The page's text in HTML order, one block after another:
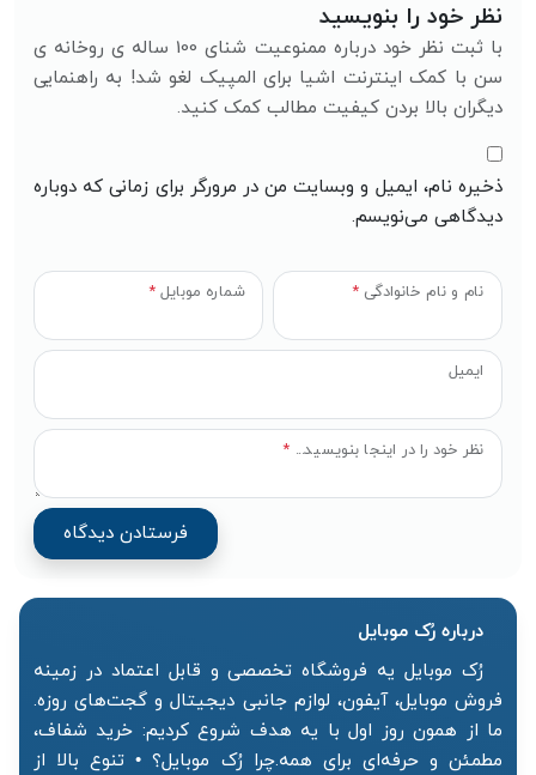
نظر خود را بنویسید
با ثبت نظر خود درباره ممنوعیت شنای 100 ساله ی روخانه ی
سن با کمک اینترنت اشیا برای المپیک لغو شد! به راهنمایی
دیگران بالا بردن کیفیت مطالب کمک کنید.
نظر خود را در اینجا بنویسید... *
نام و نام خانوادگی * شماره موبایل *
ایمیل
ذخیره نام، ایمیل و وبسایت من در مرورگر برای زمانی که دوباره
دیدگاهی می‌نویسم.
درباره رُک‌ موبایل
رُک موبایل یه فروشگاه تخصصی و قابل اعتماد در زمینه
فروش موبایل، آیفون، لوازم جانبی دیجیتال و گجت‌های روزه.
ما از همون روز اول با یه هدف شروع کردیم: خرید شفاف،
مطمئن و حرفه‌ای برای همه.چرا رُک موبایل؟ • تنوع بالا از